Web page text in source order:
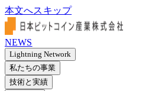
本文へスキップ
NEWS
Lightning Network
私たちの事業
技術と実績